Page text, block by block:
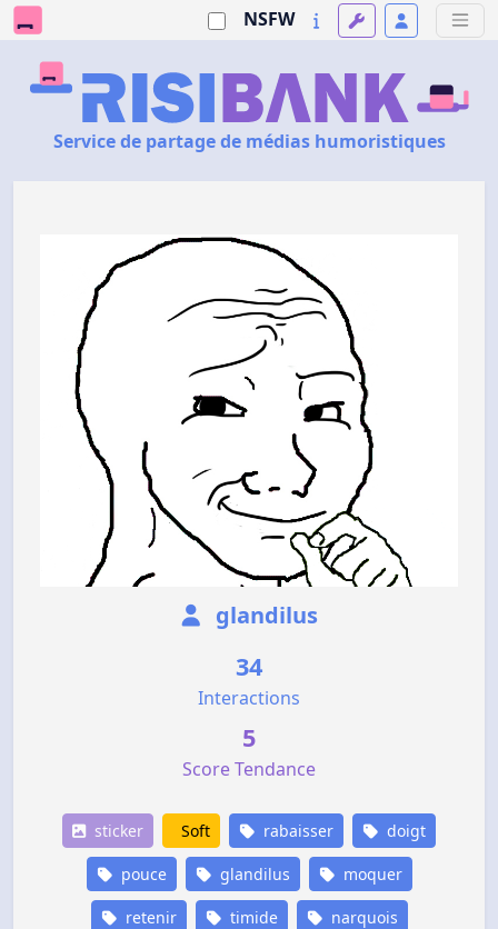
NSFW
Service de partage de médias humoristiques
glandilus
34
Interactions
5
Score Tendance
sticker Soft rabaisser doigt
pouce glandilus moquer
retenir timide narquois